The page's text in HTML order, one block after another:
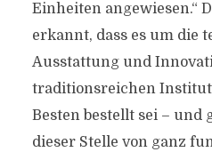
Einheiten angewiesen.“
erkannt, dass es um die
Ausstattung und
traditionsreichen
Besten bestellt sei – und
dieser Stelle von ganz